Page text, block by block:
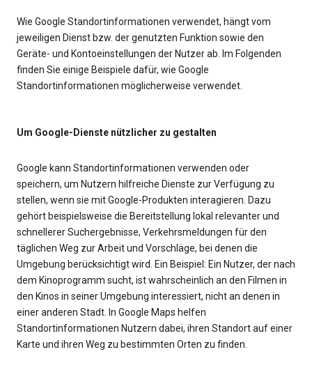
Wie Google Standortinformationen verwendet, hängt vom
jeweiligen Dienst bzw. der genutzten Funktion sowie den
Geräte- und Kontoeinstellungen der Nutzer ab. Im Folgenden
finden Sie einige Beispiele dafür, wie Google
Standortinformationen möglicherweise verwendet.
Um Google-Dienste nützlicher zu gestalten
Google kann Standortinformationen verwenden oder
speichern, um Nutzern hilfreiche Dienste zur Verfügung zu
stellen, wenn sie mit Google-Produkten interagieren. Dazu
gehört beispielsweise die Bereitstellung lokal relevanter und
schnellerer Suchergebnisse, Verkehrsmeldungen für den
täglichen Weg zur Arbeit und Vorschläge, bei denen die
Umgebung berücksichtigt wird. Ein Beispiel: Ein Nutzer, der nach
dem Kinoprogramm sucht, ist wahrscheinlich an den Filmen in
den Kinos in seiner Umgebung interessiert, nicht an denen in
einer anderen Stadt. In Google Maps helfen
Standortinformationen Nutzern dabei, ihren Standort auf einer
Karte und ihren Weg zu bestimmten Orten zu finden.